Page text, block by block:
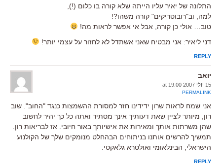
התלונה של יאיר עליו הייתה שלא קורה בו כלום (!),
למה, וב"רובוטריקים" קורה משהו?!
טוב… אולי כן קורה, אבל אי אפשר לראות מה!
דני ליאיר: אני מבטיח שאני אשתדל לא לחזור על עצמי יותר!
REPLY
יואב
15 יולי 2007 at 19:00
PERMALINK
אני שמח לראות שרון ידידינו חזר למסורת ההשמצות כנגד "החוב". שוב
רון, מיותר לציין שאת דעותיך אינך מסתיר ואתה כל כך יהיר לחשוב
שהן משרתות אותך ומאירות את אישיותך באור חיובי. אז לבריאות רון.
תמשיך להרשים אותנו בניתוחים הבהחלט מנומקים שלך של הקולנוע
הישראלי, הבינלאומי ואולטרא גלאקטי.
REPLY